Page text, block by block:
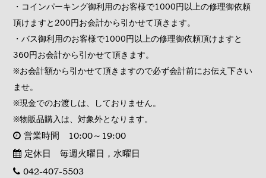
・コインパーキング御利用のお客様で1000円以上の修理御依頼
頂けますと200円お会計から引かせて頂きます。
・バス御利用のお客様で1000円以上の修理御依頼頂けますと
360円お会計から引かせて頂きます。
※お会計額から引かせて頂きますので必ず会計前にお伝え下さい
ませ。
※現金でのお渡しは、しておりません。
※物販品購入は、対象外となります。
営業時間 10:00～19:00
定休日 毎週火曜日，水曜日
042-407-5503